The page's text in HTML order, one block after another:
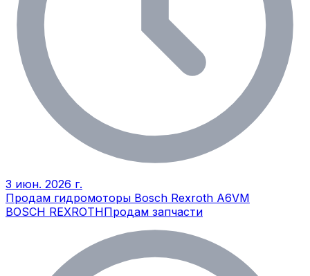
3 июн. 2026 г.
Продам гидромоторы Bosch Rexroth A6VM
BOSCH REXROTHПродам запчасти